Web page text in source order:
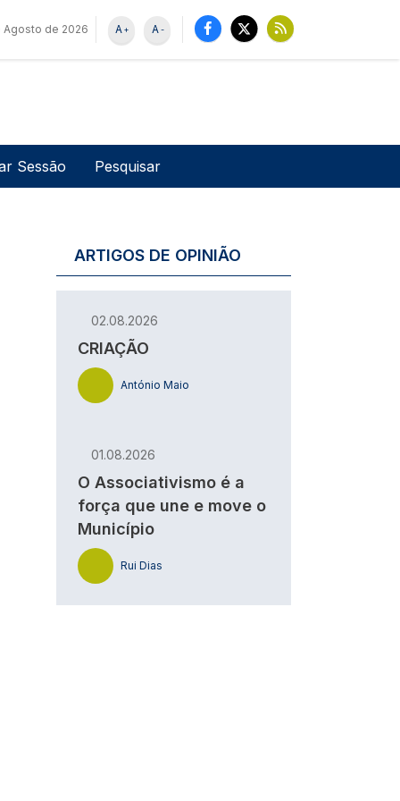
Agosto de 2026 -
A
+
A
de utilizador
Sessão
ARTIGOS DE OPINIÃO
02.08.2026
CRIAÇÃO
António Maio
01.08.2026
O Associativismo é a
força que une e move o
Município
Rui Dias